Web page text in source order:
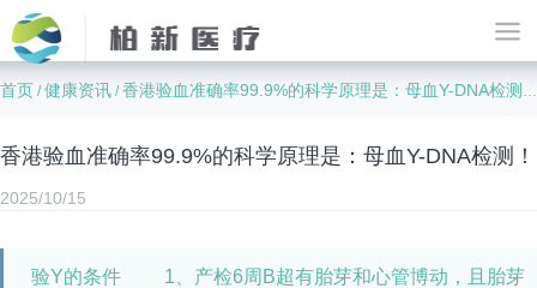
首页 /健康资讯 /香港验血准确率99.9%的科学原理是：母血Y-DNA检测！
香港验血准确率99.9%的科学原理是：母血Y-DNA检测！
2025/10/15
验Y的条件 1、产检6周B超有胎芽和心管博动，且胎芽